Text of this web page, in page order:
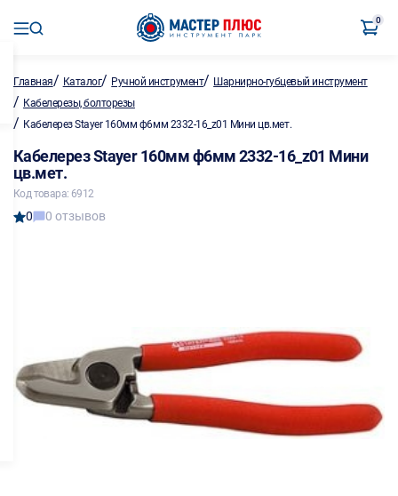
0
Главная/ Каталог/ Ручной инструмент/ Шарнирно-губцевый инструмент
/ Кабелерезы, болторезы
/ Кабелерез Stayer 160мм ф6мм 2332-16_z01 Мини цв.мет.
Кабелерез Stayer 160мм ф6мм 2332-16_z01 Мини
цв.мет.
Код товара: 6912
0 0 отзывов